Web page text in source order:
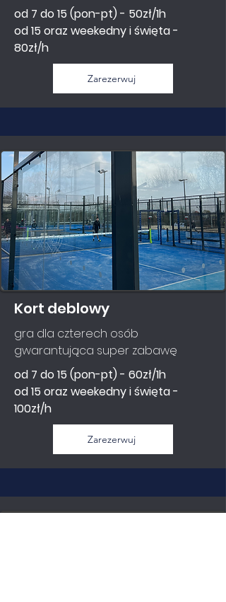
od 7 do 15 (pon-pt) - 50zł/1h
od 15 oraz weekedny i święta -
80zł/h
Zarezerwuj
Kort deblowy
gra dla czterech osób
gwarantująca super zabawę
od 7 do 15 (pon-pt) - 60zł/1h
od 15 oraz weekedny i święta -
100zł/h
Zarezerwuj